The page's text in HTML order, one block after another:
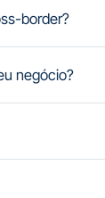
border?
negócio?